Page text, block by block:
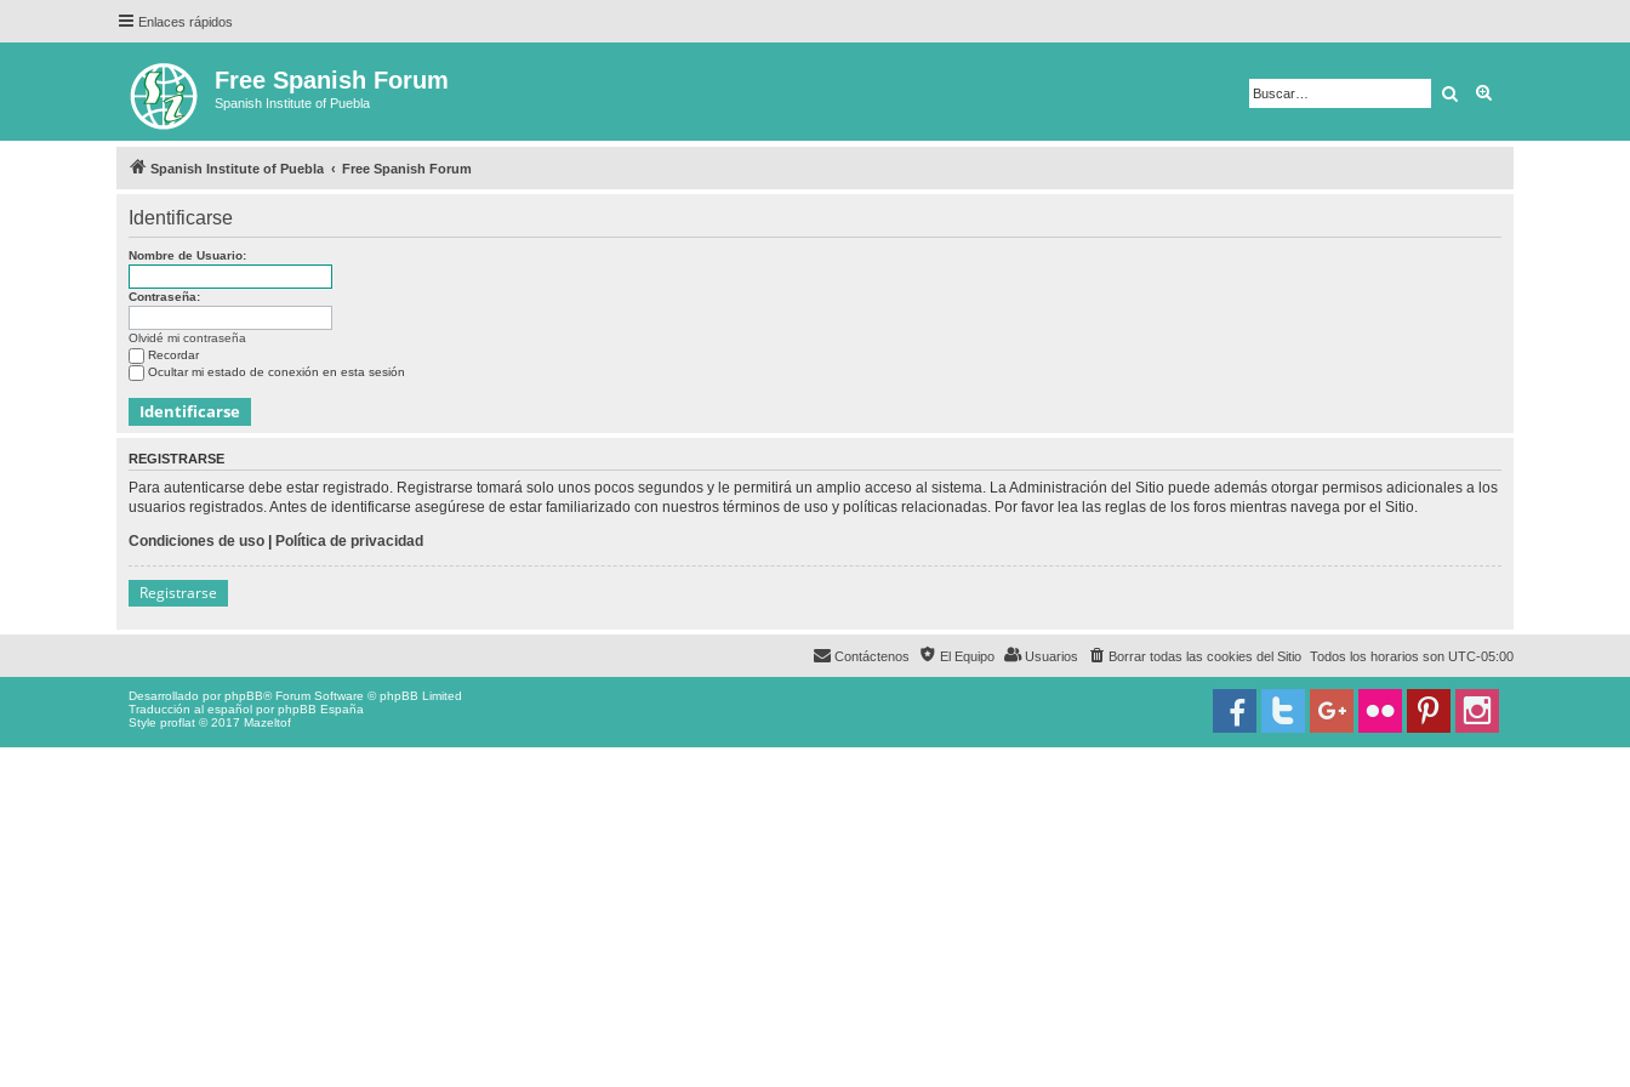
Enlaces rápidos
Free Spanish Forum
Spanish Institute of Puebla Buscar
Spanish Institute of Puebla Free Spanish Forum
Identificarse
Nombre de Usuario:
Contraseña:
Olvidé mi contraseña
Recordar
Ocultar mi estado de conexión en esta sesión
REGISTRARSE
Para autenticarse debe estar registrado. Registrarse tomará solo unos pocos segundos y le permitirá un amplio acceso al sistema. La Administración del Sitio puede además otorgar permisos adicionales a los
usuarios registrados. Antes de identificarse asegúrese de estar familiarizado con nuestros términos de uso y políticas relacionadas. Por favor lea las reglas de los foros mientras navega por el Sitio.
Condiciones de uso | Política de privacidad
Registrarse
Todos los horarios son UTC-05:00
Borrar todas las cookies del Sitio
Usuarios
El Equipo
Contáctenos
Desarrollado porphpBB® Forum Software © phpBB Limited
Traducción al español porphpBB España
Style proflat © 2017 Mazeltof